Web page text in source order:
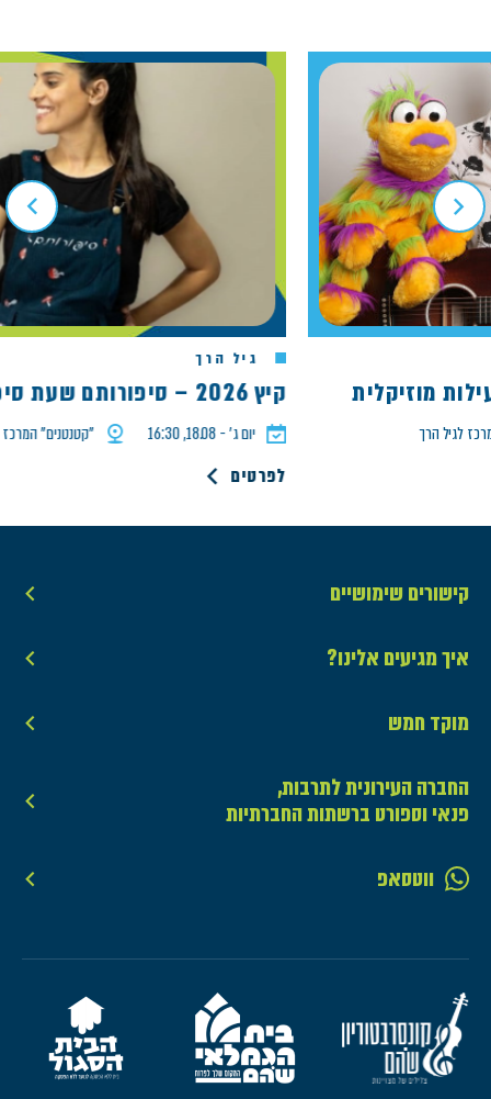
הרך
גיל הרך
קיץ 2026 – סיפורותם שעת סיפור הדג המבולבל
יום ג׳ - 18.08, 16:30 "קטנטנים" המרכז לגיל
לפרטים
קישורים שימושיים
איך מגיעים אלינו?
מוקד חמש
החברה העירונית לתרבות,
פנאי וספורט ברשתות החברתיות
ווטסאפ